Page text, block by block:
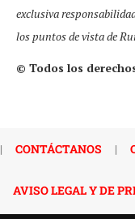
exclusiva
los puntos de vista de
© Todos los
| CONTÁCTANOS |
AVISO LEGAL Y DE